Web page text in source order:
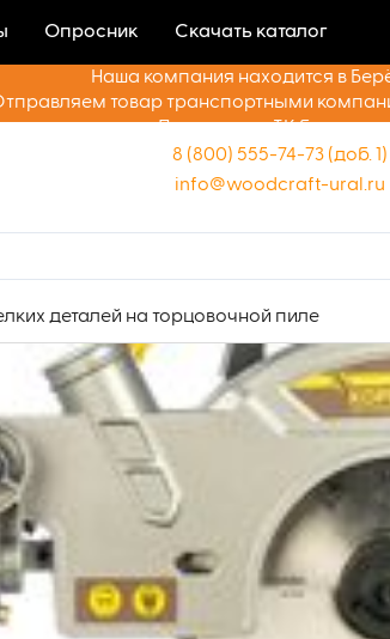
Опросник Скачать каталог
Наша компания находится в
товар транспортными
Доставка до ТК
8 (800) 555-74-73 (доб. 1)
info@woodcraft-ural.ru
деталей на торцовочной пиле